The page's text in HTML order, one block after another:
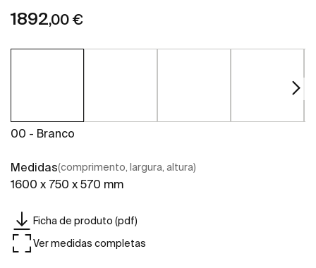
1892,00 €
00 - Branco
Medidas(comprimento, largura, altura)
1600 x 750 x 570 mm
Ficha de produto (pdf)
Ver medidas completas